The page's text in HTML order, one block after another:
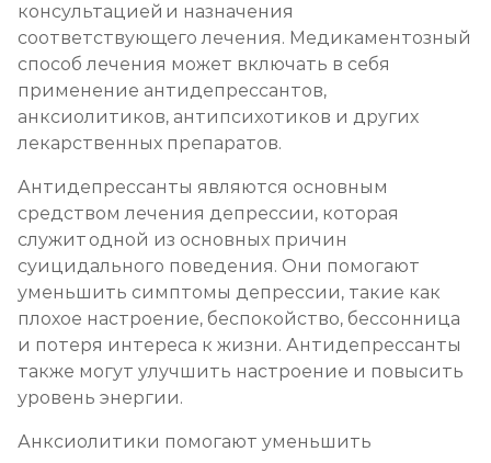
консультацией и назначения
соответствующего лечения. Медикаментозный
способ лечения может включать в себя
применение антидепрессантов,
анксиолитиков, антипсихотиков и других
лекарственных препаратов.
Антидепрессанты являются основным
средством лечения депрессии, которая
служит одной из основных причин
суицидального поведения. Они помогают
уменьшить симптомы депрессии, такие как
плохое настроение, беспокойство, бессонница
и потеря интереса к жизни. Антидепрессанты
также могут улучшить настроение и повысить
уровень энергии.
Анксиолитики помогают уменьшить